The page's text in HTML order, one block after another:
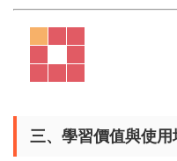
三、學習價值與使用